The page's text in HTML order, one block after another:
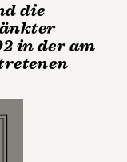
die
in der am